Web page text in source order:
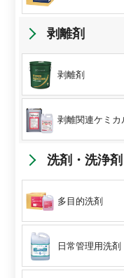
剥離剤
剥離剤
剥離関連ケミカ
洗剤・洗浄剤
多目的洗剤
日常管理用洗剤